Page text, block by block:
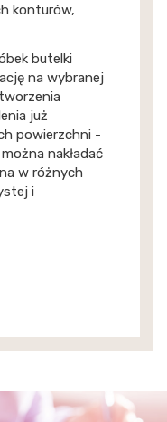
konturów,
butelki
na wybranej
już
powierzchni -
nakładać
w różnych
i